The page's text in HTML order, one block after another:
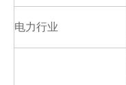
电力行业